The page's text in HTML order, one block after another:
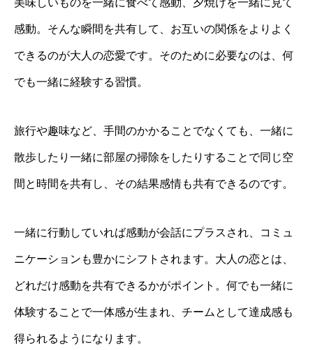
美味しいものを一緒に食べて感動、夕焼けを一緒に見て
感動。そんな瞬間を共有して、お互いの関係をよりよく
できるのが大人の恋愛です。そのために必要なのは、何
でも一緒に経験する習慣。
旅行や趣味など、手間のかかることでなくても、一緒に
散歩したり一緒に部屋の掃除をしたりすることで同じ空
間と時間を共有し、その結果感情も共有できるのです。
一緒に行動していれば感動が会話にプラスされ、コミュ
ニケーションも豊かにシフトされます。大人の恋とは、
どれだけ感動を共有できるかがポイント。何でも一緒に
体験することで一体感が生まれ、チームとして達成感も
得られるようになります。